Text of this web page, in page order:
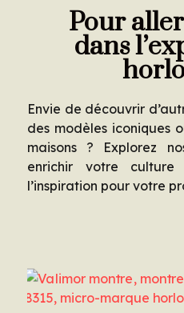
Pour
dans
Envie de découvrir
des modèles iconiques
maisons ? Explorez
enrichir votre
l’inspiration pour votre